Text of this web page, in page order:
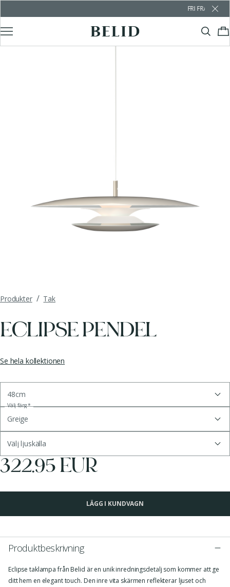
FRI FRAKT ÖVER
Produkter / Tak
ECLIPSE PENDEL
Se hela kollektionen
48cm
Välj färg*
Greige
Välj ljuskälla
322.95 EUR
LÄGG I KUNDVAGN
Produktbeskrivning
Eclipse taklampa från Belid är en unik inredningsdetalj som kommer att ge
ditt hem en elegant touch. Den inre vita skärmen reflekterar ljuset och